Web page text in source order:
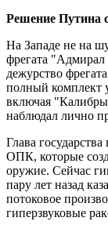
Решение Путина
На Западе не на
фрегата "Адмирал
дежурство
полный комплект
включая
наблюдал лично
Глава
ОПК, которые
оружие. Сейчас
пару лет назад
потоковое
гиперзвуковые